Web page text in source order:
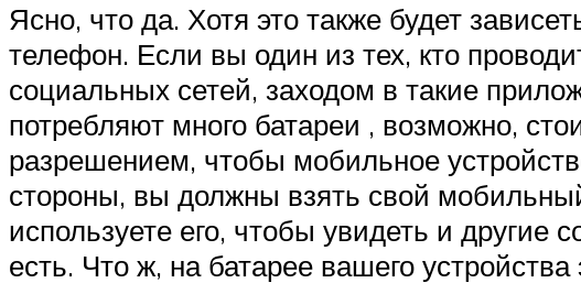
Ясно, что да. Хотя это также будет
телефон. Если вы один из тех, кто
социальных сетей, заходом в такие
потребляют много батареи , возможно,
разрешением, чтобы мобильное
стороны, вы должны взять свой
используете его, чтобы увидеть и
есть. Что ж, на батарее вашего